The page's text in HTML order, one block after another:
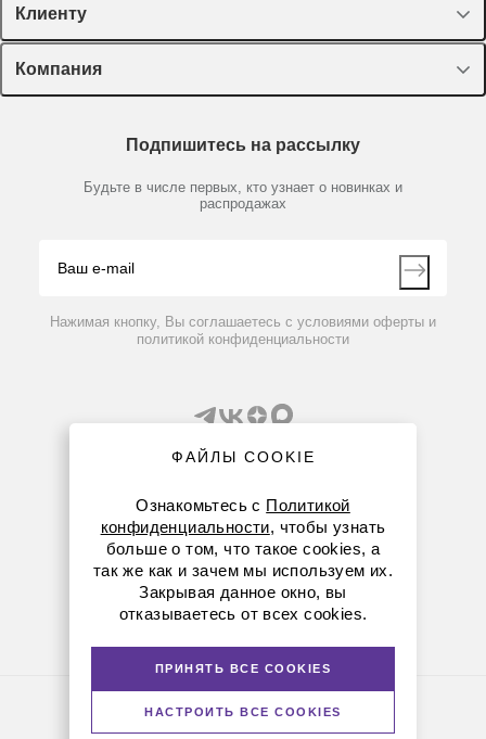
Спецпредложения
Оборудование, приборы
Пластик, стекло, принадлежности
Химические реактивы, препараты, наборы
Производители
Клиенту
Лекторий Диаэм
Доставка и оплата
Мобильное приложение
Компания
Партнеры
Контакты
Подпишитесь на рассылку
Будьте в числе первых, кто узнает о новинках и
распродажах
Нажимая кнопку, Вы соглашаетесь с условиями оферты и
политикой конфиденциальности
8 (800) 234-05-08
+7 (843) 210-20-80
kazan@dia-m.ru
420111 ул. Профсоюзная, д.40-42, пом. № 8
© Диаэм, 1988 — 2026. Все права защищены
ФАЙЛЫ COOKIE
Ознакомьтесь с Политикой
конфиденциальности, чтобы узнать
больше о том, что такое cookies, а
так же как и зачем мы используем их.
Закрывая данное окно, вы
отказываетесь от всех cookies.
ПРИНЯТЬ ВСЕ COOKIES
НАСТРОИТЬ ВСЕ COOKIES